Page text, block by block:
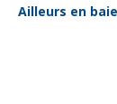
Ailleurs en